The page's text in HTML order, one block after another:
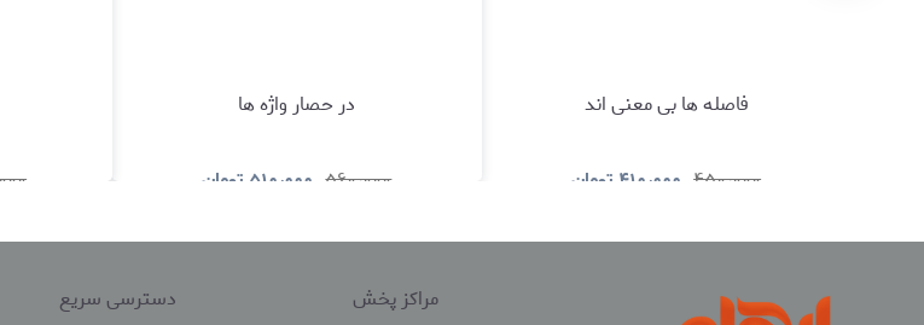
فاصله ها بی معنی اند
۴۵۰٫۰۰۰ ۴۱۰٫۰۰۰ تومان
در حصار واژه ها
۵۶۰٫۰۰۰ ۵۱۰٫۰۰۰ تومان
مراکز پخش
دسترسی سریع